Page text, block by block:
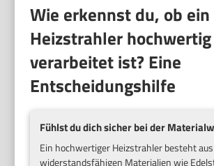
Wie erkennst du, ob ein
Heizstrahler hochwertig
verarbeitet ist? Eine
Entscheidungshilfe
Fühlst du dich sicher bei der
Ein hochwertiger Heizstrahler besteht aus
widerstandsfähigen Materialien wie